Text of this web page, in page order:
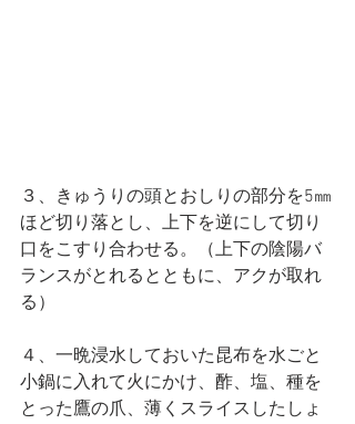
３、きゅうりの頭とおしりの部分を5㎜
ほど切り落とし、上下を逆にして切り
口をこすり合わせる。（上下の陰陽バ
ランスがとれるとともに、アクが取れ
る）
４、一晩浸水しておいた昆布を水ごと
小鍋に入れて火にかけ、酢、塩、種を
とった鷹の爪、薄くスライスしたしょ